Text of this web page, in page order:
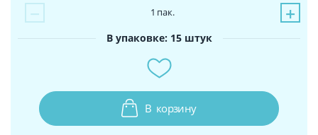
− +
1 пак.
В упаковке: 15 штук
В корзину